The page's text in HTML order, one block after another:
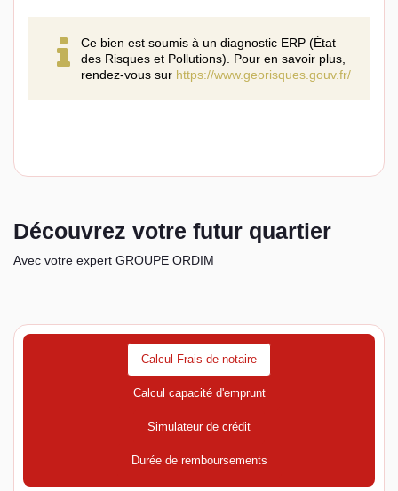
Ce bien est soumis à un diagnostic ERP (État
des Risques et Pollutions). Pour en savoir plus,
rendez-vous sur https://www.georisques.gouv.fr/
Découvrez votre futur quartier
Avec votre expert GROUPE ORDIM
Calcul Frais de notaire
Calcul capacité d'emprunt
Simulateur de crédit
Durée de remboursements